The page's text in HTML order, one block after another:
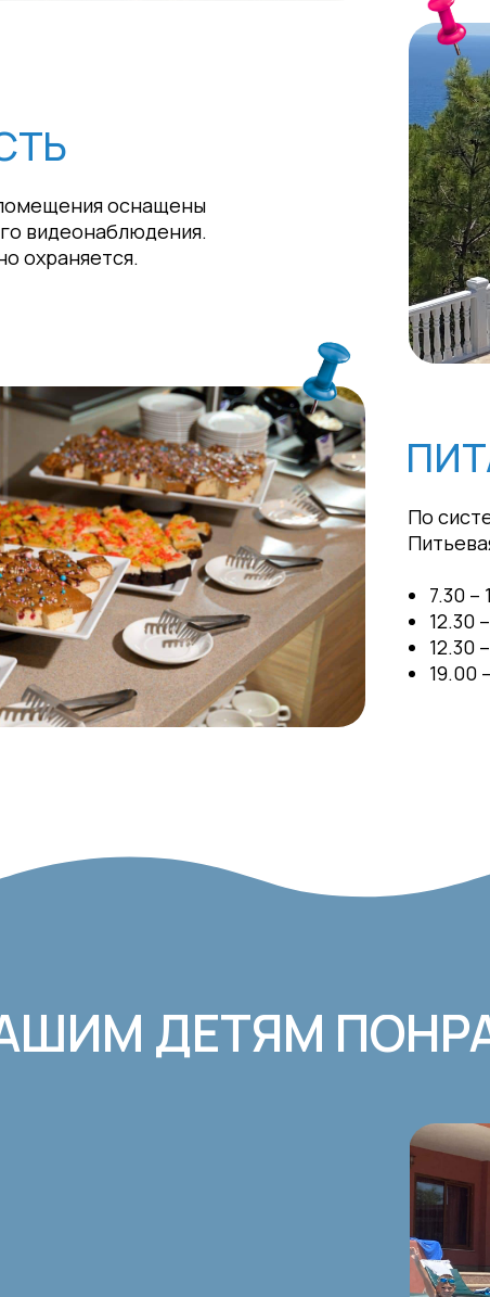
По
7.30 –
12.30
12.30
19.00
оснащены
видеонаблюдения.
охраняется.
ДЕТЯМ